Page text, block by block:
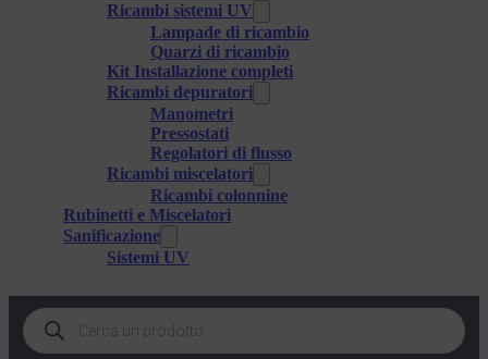
Ricambi sistemi UV
Lampade di ricambio
Quarzi di ricambio
Kit Installazione completi
Ricambi depuratori
Manometri
Pressostati
Regolatori di flusso
Ricambi miscelatori
Ricambi colonnine
Rubinetti e Miscelatori
Sanificazione
Sistemi UV
Products
search